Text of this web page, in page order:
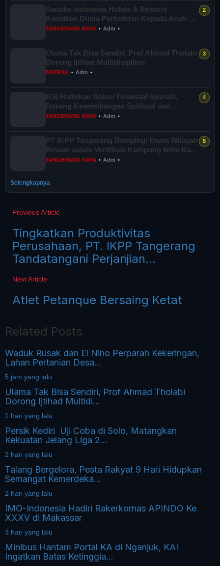
Santika Indonesia Hotels & Resorts
Kenalkan Dunia Perhotelan Kepada Anak-
anak As...
TANGERANG RAYA • Adm •
Ulama Tak Bisa Sendiri, Prof Ahmad Tholabi
Dorong Ijtihad Multidisipliner
DAERAH • Adm •
BSI Hadirkan Solusi Finansial Syariah,
Dorong Keseimbangan Spiritual dan
Sosial...
TANGERANG RAYA • Adm •
PT IKPP Tangerang Dampingi Enam Wilayah
Binaan dalam Verifikasi Kampung Iklim Ba...
TANGERANG RAYA • Adm •
Selengkapnya
Previous Article
Tingkatkan Produktivitas
Perusahaan, PT. IKPP Tangerang
Tandatangani Perjanjian...
Next Article
Atlet Petanque Bersaing Ketat
Related Posts
Waduk Rusak dan El Nino Perparah Kekeringan,
Lahan Pertanian Desa...
5 jam yang lalu
Ulama Tak Bisa Sendiri, Prof Ahmad Tholabi
Dorong Ijtihad Multidi...
1 hari yang lalu
Persik Kediri Uji Coba di Solo, Matangkan
Kekuatan Jelang Liga 2...
2 hari yang lalu
Talang Bergelora, Pesta Rakyat 9 Hari Hidupkan
Semangat Kemerdeka...
2 hari yang lalu
IMO-Indonesia Hadiri Rakerkornas APINDO Ke
XXXV di Makassar
3 hari yang lalu
Minibus Hantam Portal KA di Nganjuk, KAI
Ingatkan Batas Ketinggia...